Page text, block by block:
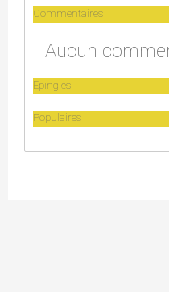
Commentaires
Aucun
Epinglés
Populaires